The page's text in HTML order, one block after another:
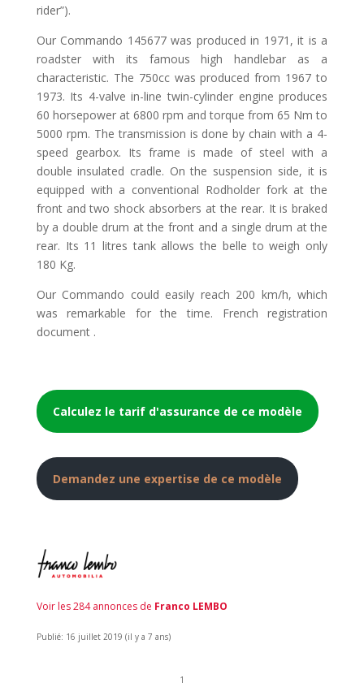
rider”).
Our Commando 145677 was produced in 1971, it is a
roadster with its famous high handlebar as a
characteristic. The 750cc was produced from 1967 to
1973. Its 4-valve in-line twin-cylinder engine produces
60 horsepower at 6800 rpm and torque from 65 Nm to
5000 rpm. The transmission is done by chain with a 4-
speed gearbox. Its frame is made of steel with a
double insulated cradle. On the suspension side, it is
equipped with a conventional Rodholder fork at the
front and two shock absorbers at the rear. It is braked
by a double drum at the front and a single drum at the
rear. Its 11 litres tank allows the belle to weigh only
180 Kg.
Our Commando could easily reach 200 km/h, which
was remarkable for the time. French registration
document .
Calculez le tarif d'assurance de ce modèle
Demandez une expertise de ce modèle
Voir les 284 annonces de Franco LEMBO
Publié: 16 juillet 2019 (il y a 7 ans)
1